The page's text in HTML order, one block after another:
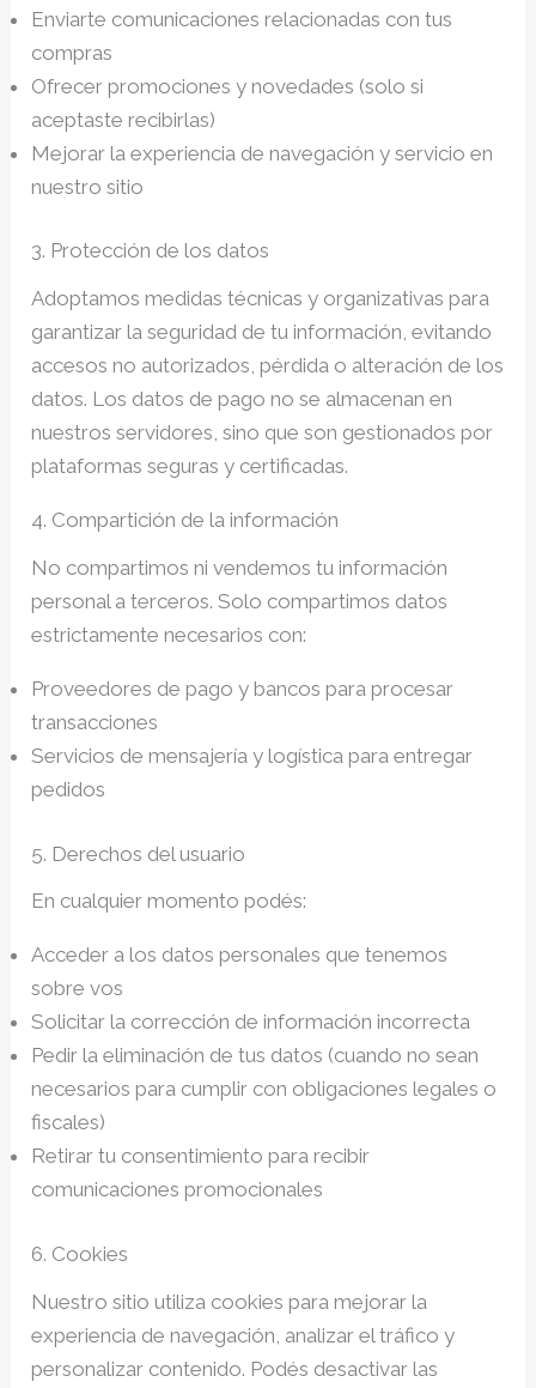
Enviarte comunicaciones relacionadas con tus
compras
Ofrecer promociones y novedades (solo si
aceptaste recibirlas)
Mejorar la experiencia de navegación y servicio en
nuestro sitio
3. Protección de los datos
Adoptamos medidas técnicas y organizativas para
garantizar la seguridad de tu información, evitando
accesos no autorizados, pérdida o alteración de los
datos. Los datos de pago no se almacenan en
nuestros servidores, sino que son gestionados por
plataformas seguras y certificadas.
4. Compartición de la información
No compartimos ni vendemos tu información
personal a terceros. Solo compartimos datos
estrictamente necesarios con:
Proveedores de pago y bancos para procesar
transacciones
Servicios de mensajería y logística para entregar
pedidos
5. Derechos del usuario
En cualquier momento podés:
Acceder a los datos personales que tenemos
sobre vos
Solicitar la corrección de información incorrecta
Pedir la eliminación de tus datos (cuando no sean
necesarios para cumplir con obligaciones legales o
fiscales)
Retirar tu consentimiento para recibir
comunicaciones promocionales
6. Cookies
Nuestro sitio utiliza cookies para mejorar la
experiencia de navegación, analizar el tráfico y
personalizar contenido. Podés desactivar las